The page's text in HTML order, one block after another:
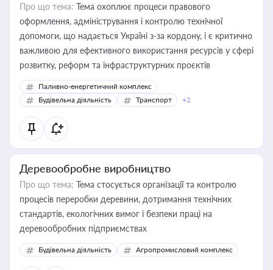
Про що тема: Тема охоплює процеси правового
оформлення, адміністрування і контролю технічної
допомоги, що надається Україні з-за кордону, і є критично
важливою для ефективного використання ресурсів у сфері
розвитку, реформ та інфраструктурних проєктів
Паливно-енергетичний комплекс
Будівельна діяльність
Транспорт +2
Деревообробне виробництво
Про що тема: Тема стосується організації та контролю
процесів переробки деревини, дотримання технічних
стандартів, екологічних вимог і безпеки праці на
деревообробних підприємствах
Будівельна діяльність Агропромисловий комплекс